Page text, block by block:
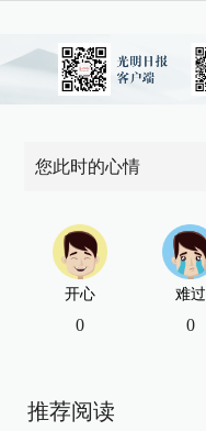
您此时的心情
开心
0
难过
0
推荐阅读